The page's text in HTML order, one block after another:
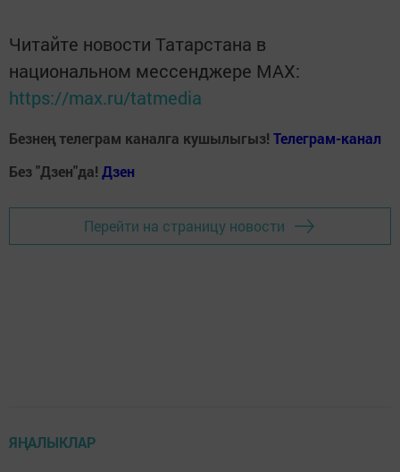
Читайте новости Татарстана в
национальном мессенджере MАХ:
https://max.ru/tatmedia
Безнең телеграм каналга кушылыгыз! Телеграм-канал
Без "Дзен"да! Дзен
Перейти на страницу новости
ЯҢАЛЫКЛАР